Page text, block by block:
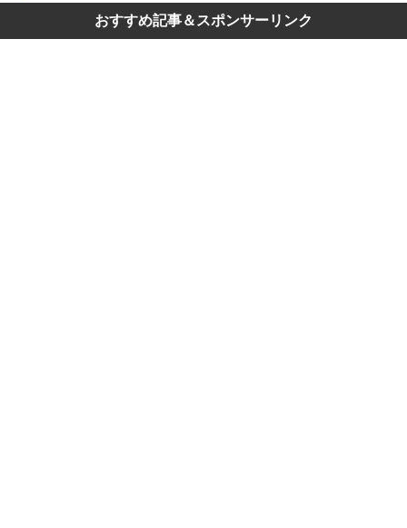
おすすめ記事＆スポンサーリンク